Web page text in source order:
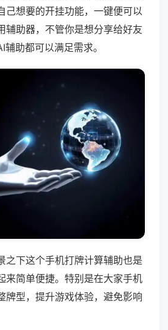
己想要的开挂功能，一键便可以
辅助器，不管你是想分享给好友
助都可以满足需求。
之下这个手机打牌计算辅助也是
来简单便捷。特别是在大家手机
牌型，提升游戏体验，避免影响